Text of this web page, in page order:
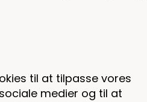
til at tilpasse vores
medier og til at